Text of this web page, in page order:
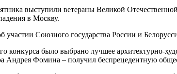
выступили ветераны Великой
в Москву.
Союзного государства России и
конкурса было выбрано лучшее архитектурно-
Андрея Фомина – получил беспрецедентную